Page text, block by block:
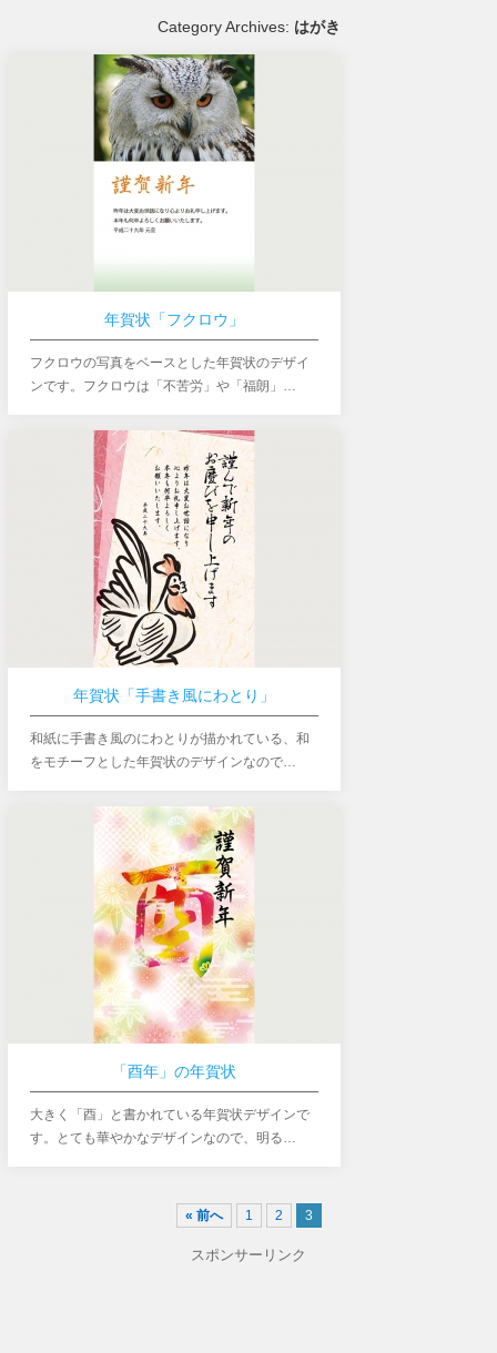
Category Archives: はがき
年賀状「フクロウ」
フクロウの写真をベースとした年賀状のデザイ
ンです。フクロウは「不苦労」や「福朗」…
年賀状「手書き風にわとり」
和紙に手書き風のにわとりが描かれている、和
をモチーフとした年賀状のデザインなので…
「酉年」の年賀状
大きく「酉」と書かれている年賀状デザインで
す。とても華やかなデザインなので、明る…
« 前へ 1 2 3
スポンサーリンク